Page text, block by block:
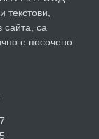
преди 6 дни
текстови,
сайта, са
е посочено